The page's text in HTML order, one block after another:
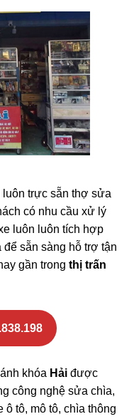
luôn trực sẵn thợ sửa
có nhu cầu xử lý
luôn luôn tích hợp
để sẵn sàng hỗ trợ tận
gần trongthị trấn
khóa Hải được
công nghệ sửa chìa,
ô tô, mô tô, chìa thông